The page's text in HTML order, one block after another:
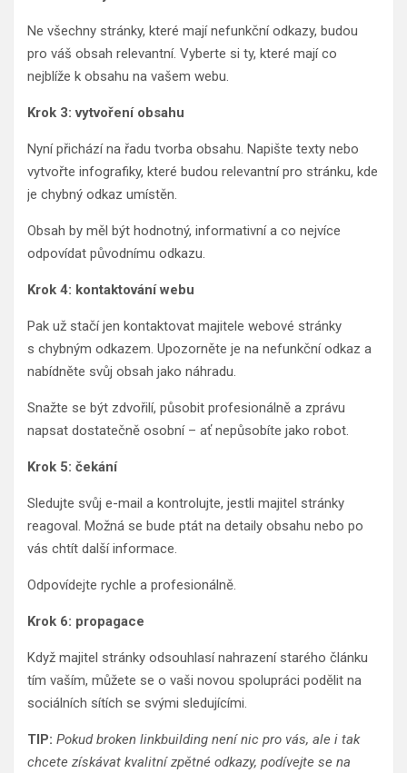
Ne všechny stránky, které mají nefunkční odkazy, budou
pro váš obsah relevantní. Vyberte si ty, které mají co
nejblíže k obsahu na vašem webu.
Krok 3: vytvoření obsahu
Nyní přichází na řadu tvorba obsahu. Napište texty nebo
vytvořte infografiky, které budou relevantní pro stránku, kde
je chybný odkaz umístěn.
Obsah by měl být hodnotný, informativní a co nejvíce
odpovídat původnímu odkazu.
Krok 4: kontaktování webu
Pak už stačí jen kontaktovat majitele webové stránky
s chybným odkazem. Upozorněte je na nefunkční odkaz a
nabídněte svůj obsah jako náhradu.
Snažte se být zdvořilí, působit profesionálně a zprávu
napsat dostatečně osobní – ať nepůsobíte jako robot.
Krok 5: čekání
Sledujte svůj e-mail a kontrolujte, jestli majitel stránky
reagoval. Možná se bude ptát na detaily obsahu nebo po
vás chtít další informace.
Odpovídejte rychle a profesionálně.
Krok 6: propagace
Když majitel stránky odsouhlasí nahrazení starého článku
tím vaším, můžete se o vaši novou spolupráci podělit na
sociálních sítích se svými sledujícími.
TIP: Pokud broken linkbuilding není nic pro vás, ale i tak
chcete získávat kvalitní zpětné odkazy, podívejte se na